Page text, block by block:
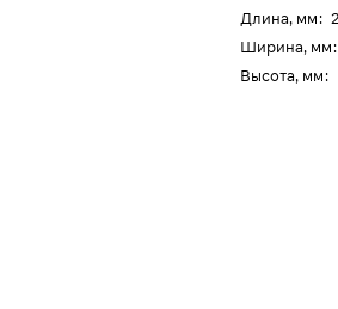
Длина, мм:
Ширина, мм:
Высота, мм: